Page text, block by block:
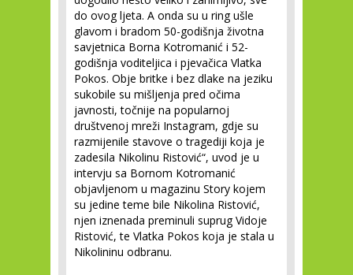
do ovog ljeta. A onda su u ring ušle
glavom i bradom 50-godišnja životna
savjetnica Borna Kotromanić i 52-
godišnja voditeljica i pjevačica Vlatka
Pokos. Obje britke i bez dlake na jeziku
sukobile su mišljenja pred očima
javnosti, točnije na popularnoj
društvenoj mreži Instagram, gdje su
razmijenile stavove o tragediji koja je
zadesila Nikolinu Ristović“, uvod je u
intervju sa Bornom Kotromanić
objavljenom u magazinu Story kojem
su jedine teme bile Nikolina Ristović,
njen iznenada preminuli suprug Vidoje
Ristović, te Vlatka Pokos koja je stala u
Nikolininu odbranu.